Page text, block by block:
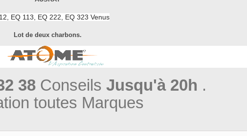
EQ 113, EQ 222, EQ 323 Venus
Lot de deux charbons.
38Conseils Jusqu'à 20h .
toutes Marques